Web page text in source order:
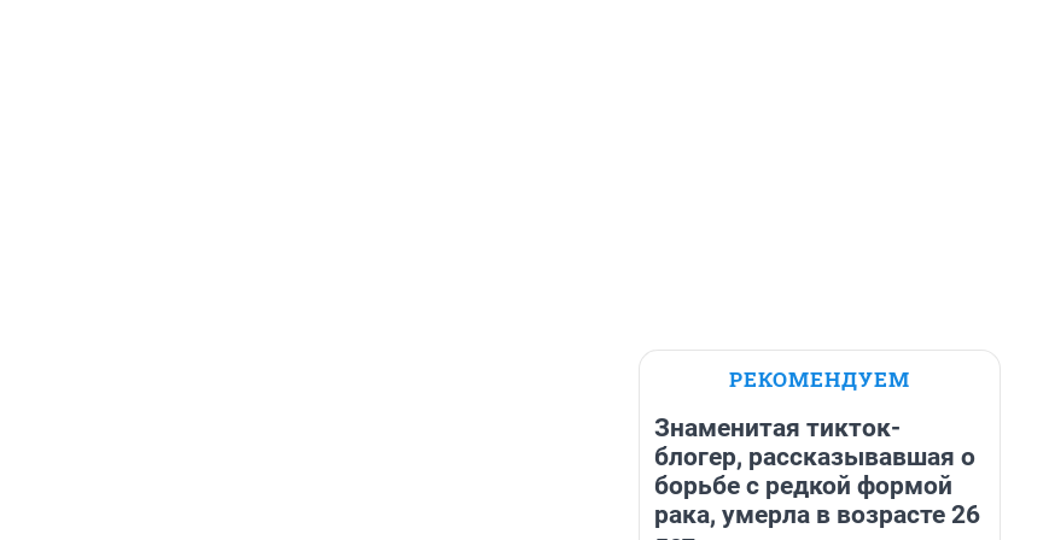
РЕКОМЕНДУЕМ
Знаменитая тикток-
блогер, рассказывавшая о
борьбе с редкой формой
рака, умерла в возрасте 26